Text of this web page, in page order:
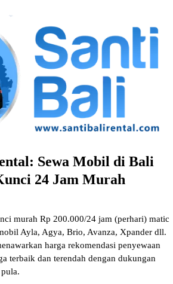
Sewa Mobil di Bali
24 Jam Murah
murah Rp 200.000/24 jam (perhari) matic
Ayla, Agya, Brio, Avanza, Xpander dll.
harga rekomendasi penyewaan
terbaik dan terendah dengan dukungan